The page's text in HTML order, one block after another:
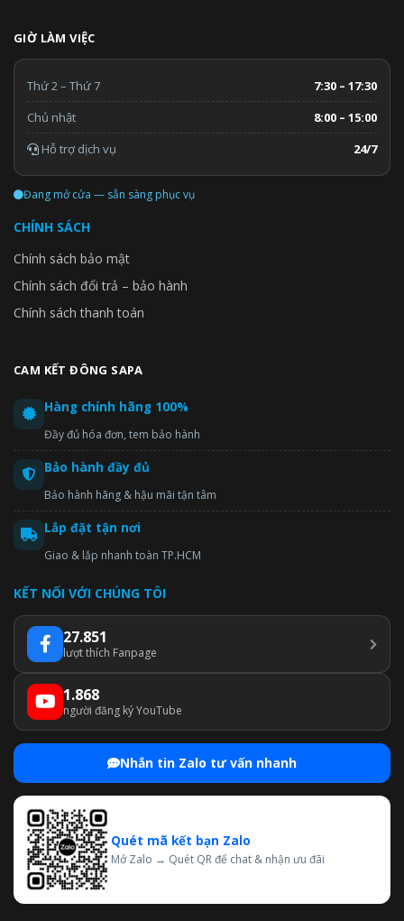
GIỜ LÀM VIỆC
Thứ 2 – Thứ 7
7:30 – 17:30
Chủ nhật
8:00 – 15:00
Hỗ trợ dịch vụ
24/7
Đang mở cửa — sẵn sàng phục vụ
CHÍNH SÁCH
Chính sách bảo mật
Chính sách đổi trả – bảo hành
Chính sách thanh toán
CAM KẾT ĐÔNG SAPA
Hàng chính hãng 100%
Đầy đủ hóa đơn, tem bảo hành
Bảo hành đầy đủ
Bảo hành hãng & hậu mãi tận tâm
Lắp đặt tận nơi
Giao & lắp nhanh toàn TP.HCM
KẾT NỐI VỚI CHÚNG TÔI
27.851
lượt thích Fanpage
1.868
người đăng ký YouTube
Nhắn tin Zalo tư vấn nhanh
Quét mã kết bạn Zalo
Mở Zalo → Quét QR để chat & nhận ưu đãi